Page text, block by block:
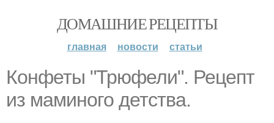
ДОМАШНИЕ РЕЦЕПТЫ
главная новости статьи
Конфеты "Трюфели". Рецепт
из маминого детства.